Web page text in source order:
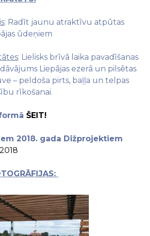
: Radīt jaunu atraktīvu atpūtas
ūdeņiem
: Lielisks brīvā laika pavadīšanas
Liepājas ezerā un pilsētas
– peldoša pirts, baļļa un telpas
rīkošanai.
ŠEIT!
2018. gada Dižprojektiem